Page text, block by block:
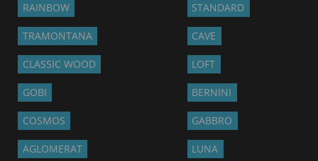
RAINBOW STANDARD
TRAMONTANA CAVE
CLASSIC WOOD LOFT
GOBI BERNINI
COSMOS GABBRO
AGLOMERAT LUNA